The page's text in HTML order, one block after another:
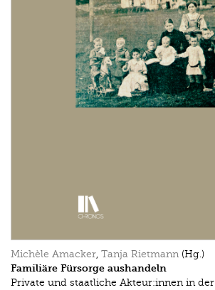
Michèle Amacker Tanja Rietmann (Hg.)
Familiäre Fürsorge aushandeln
Private und staatliche Akteur:innen in der